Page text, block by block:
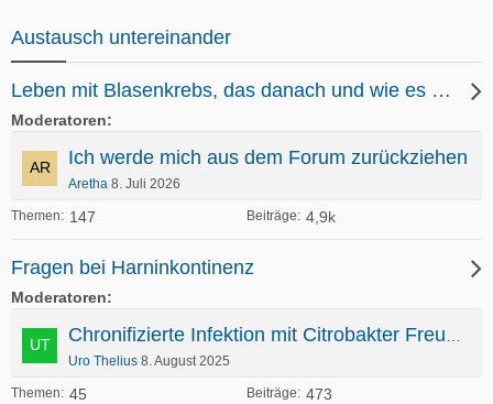
Austausch untereinander
Leben mit Blasenkrebs, das danach und wie es weiter geht
Moderatoren
Themen 147 Beiträge 4,9k
Ich werde mich aus dem Forum zurückziehen
Aretha 8. Juli 2026
Fragen bei Harninkontinenz
Moderatoren
Themen 45 Beiträge 473
Uro Thelius 8. August 2025